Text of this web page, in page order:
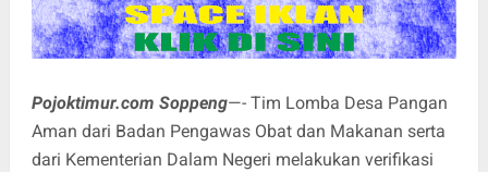
Pojoktimur.com Soppeng—- Tim Lomba Desa Pangan
Aman dari Badan Pengawas Obat dan Makanan serta
dari Kementerian Dalam Negeri melakukan verifikasi